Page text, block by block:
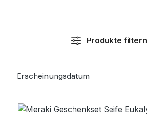
Produkte filtern